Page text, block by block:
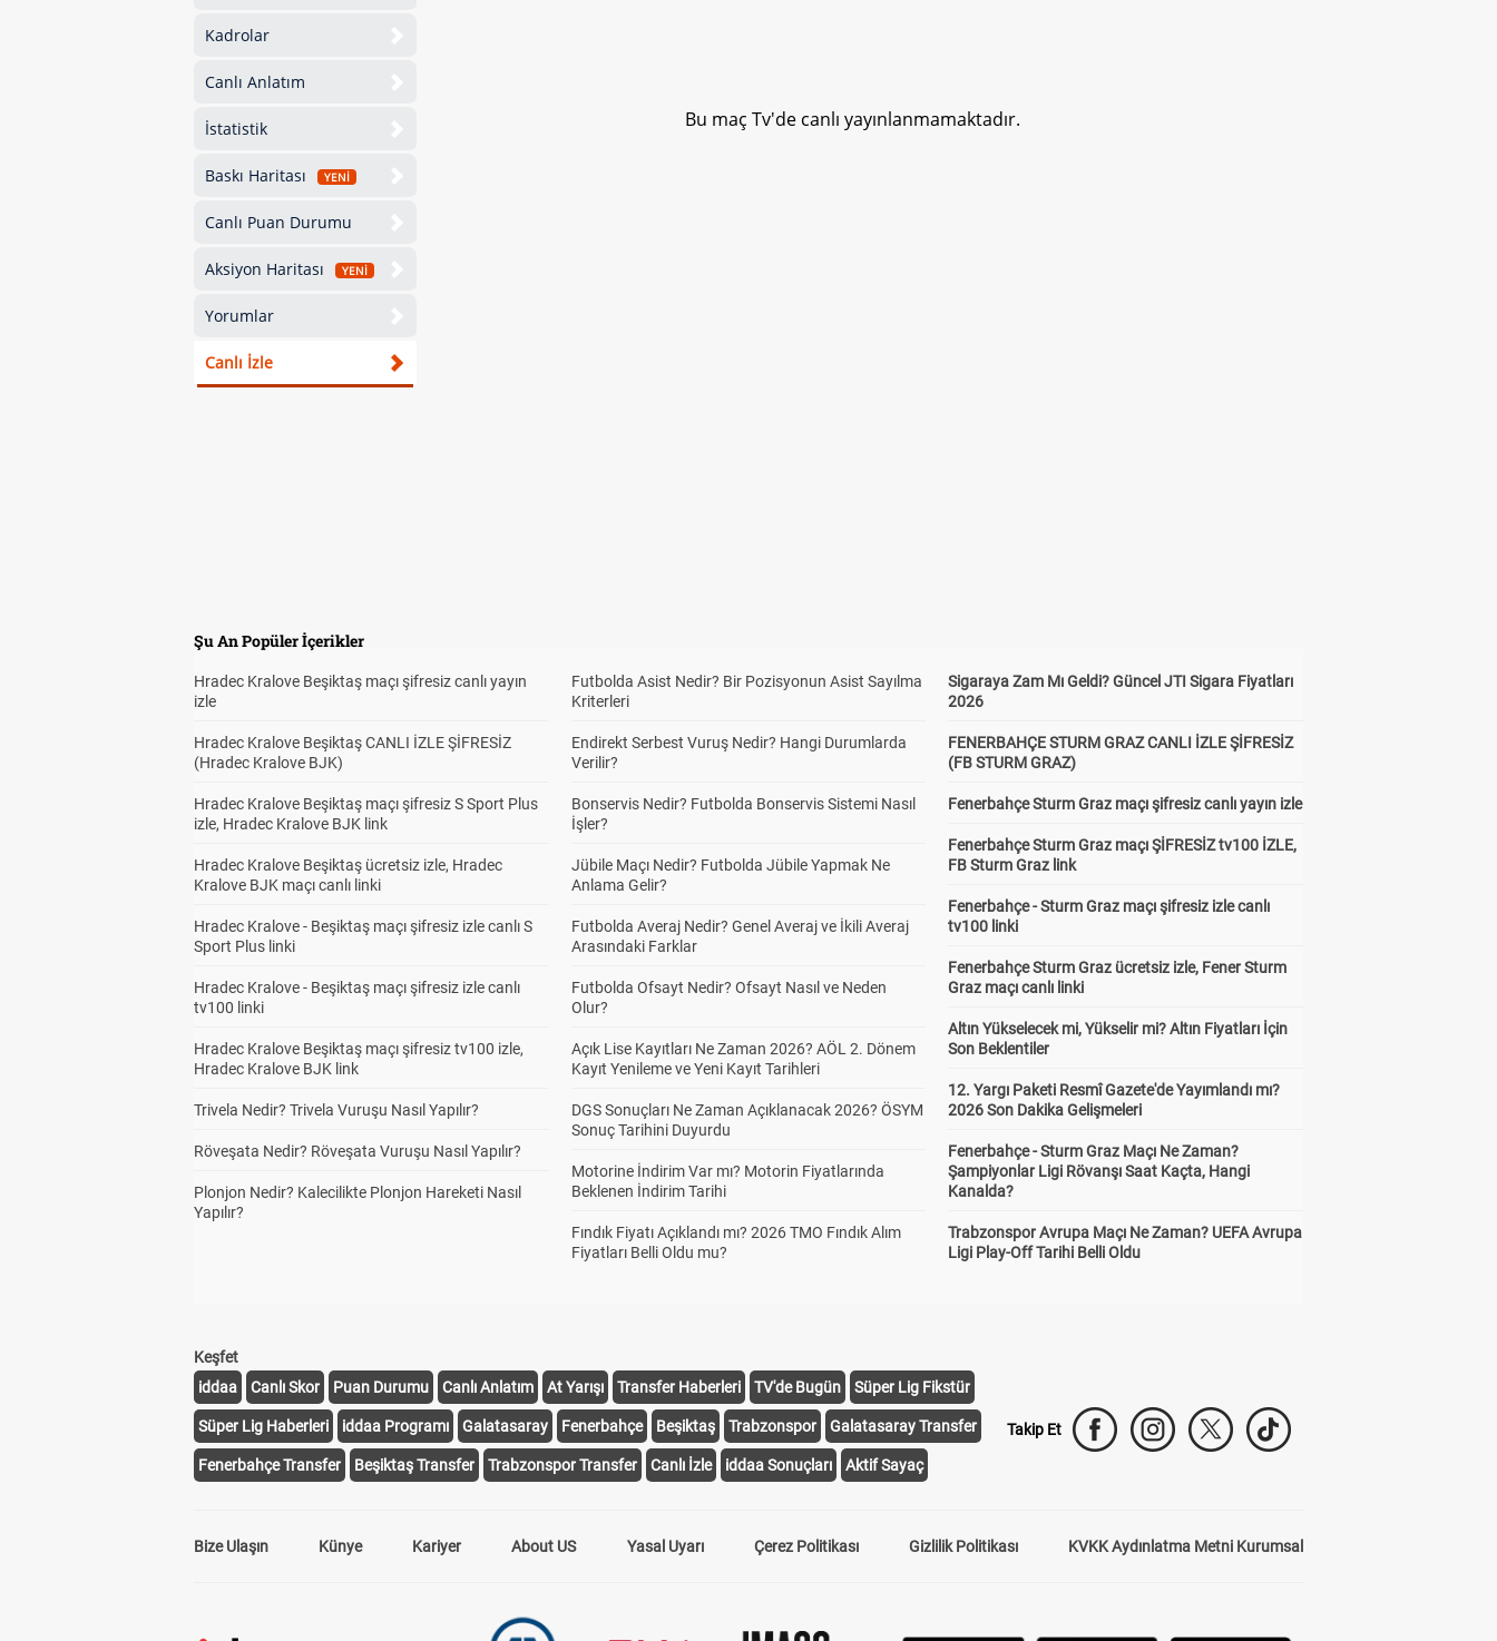
Kadrolar
Canlı Anlatım
İstatistik
Baskı Haritası YENİ
Canlı Puan Durumu
Aksiyon Haritası YENİ
Yorumlar
Canlı İzle
Bu maç Tv'de canlı yayınlanmamaktadır.
Şu An Popüler İçerikler
Hradec Kralove Beşiktaş maçı şifresiz canlı yayın
izle
Hradec Kralove Beşiktaş CANLI İZLE ŞİFRESİZ
(Hradec Kralove BJK)
Hradec Kralove Beşiktaş maçı şifresiz S Sport Plus
izle, Hradec Kralove BJK link
Hradec Kralove Beşiktaş ücretsiz izle, Hradec
Kralove BJK maçı canlı linki
Hradec Kralove - Beşiktaş maçı şifresiz izle canlı S
Sport Plus linki
Hradec Kralove - Beşiktaş maçı şifresiz izle canlı
tv100 linki
Hradec Kralove Beşiktaş maçı şifresiz tv100 izle,
Hradec Kralove BJK link
Trivela Nedir? Trivela Vuruşu Nasıl Yapılır?
Röveşata Nedir? Röveşata Vuruşu Nasıl Yapılır?
Plonjon Nedir? Kalecilikte Plonjon Hareketi Nasıl
Yapılır?
Futbolda Asist Nedir? Bir Pozisyonun Asist Sayılma
Kriterleri
Endirekt Serbest Vuruş Nedir? Hangi Durumlarda
Verilir?
Bonservis Nedir? Futbolda Bonservis Sistemi Nasıl
İşler?
Jübile Maçı Nedir? Futbolda Jübile Yapmak Ne
Anlama Gelir?
Futbolda Averaj Nedir? Genel Averaj ve İkili Averaj
Arasındaki Farklar
Futbolda Ofsayt Nedir? Ofsayt Nasıl ve Neden
Olur?
Açık Lise Kayıtları Ne Zaman 2026? AÖL 2. Dönem
Kayıt Yenileme ve Yeni Kayıt Tarihleri
DGS Sonuçları Ne Zaman Açıklanacak 2026? ÖSYM
Sonuç Tarihini Duyurdu
Motorine İndirim Var mı? Motorin Fiyatlarında
Beklenen İndirim Tarihi
Fındık Fiyatı Açıklandı mı? 2026 TMO Fındık Alım
Fiyatları Belli Oldu mu?
Sigaraya Zam Mı Geldi? Güncel JTI Sigara Fiyatları
2026
FENERBAHÇE STURM GRAZ CANLI İZLE ŞİFRESİZ
(FB STURM GRAZ)
Fenerbahçe Sturm Graz maçı şifresiz canlı yayın izle
Fenerbahçe Sturm Graz maçı ŞİFRESİZ tv100 İZLE,
FB Sturm Graz link
Fenerbahçe - Sturm Graz maçı şifresiz izle canlı
tv100 linki
Fenerbahçe Sturm Graz ücretsiz izle, Fener Sturm
Graz maçı canlı linki
Altın Yükselecek mi, Yükselir mi? Altın Fiyatları İçin
Son Beklentiler
12. Yargı Paketi Resmî Gazete'de Yayımlandı mı?
2026 Son Dakika Gelişmeleri
Fenerbahçe - Sturm Graz Maçı Ne Zaman?
Şampiyonlar Ligi Rövanşı Saat Kaçta, Hangi
Kanalda?
Trabzonspor Avrupa Maçı Ne Zaman? UEFA Avrupa
Ligi Play-Off Tarihi Belli Oldu
Keşfet
iddaa
Canlı Skor Puan Durumu Canlı Anlatım At Yarışı Transfer Haberleri TV'de Bugün Süper Lig Fikstür
Süper Lig Haberleri iddaa Programı Galatasaray Fenerbahçe Beşiktaş Trabzonspor Galatasaray Transfer
Fenerbahçe Transfer Beşiktaş Transfer Trabzonspor Transfer Canlı İzle iddaa Sonuçları Aktif Sayaç
Takip Et
Bize Ulaşın Künye Kariyer About US Yasal Uyarı Çerez Politikası Gizlilik Politikası KVKK Aydınlatma Metni Kurumsal